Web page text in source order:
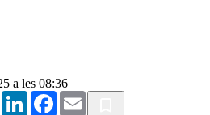
a les 08:36
TelegramLinkedInFacebook
Email